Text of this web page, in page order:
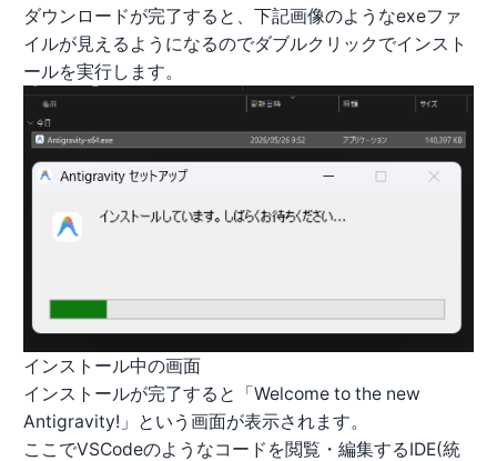
ダウンロードが完了すると、下記画像のようなexeファ
イルが見えるようになるのでダブルクリックでインスト
ールを実行します。
インストール中の画面
インストールが完了すると「Welcome to the new
Antigravity!」という画面が表示されます。
ここでVSCodeのようなコードを閲覧・編集するIDE(統